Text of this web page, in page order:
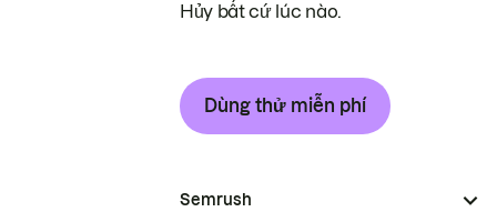
Hủy bất cứ lúc nào.
Dùng thử miễn phí
Semrush